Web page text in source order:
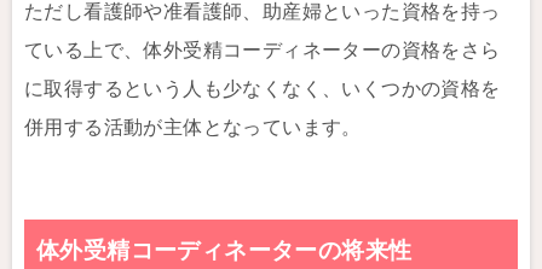
ただし看護師や准看護師、助産婦といった資格を持っ
ている上で、体外受精コーディネーターの資格をさら
に取得するという人も少なくなく、いくつかの資格を
併用する活動が主体となっています。
体外受精コーディネーターの将来性